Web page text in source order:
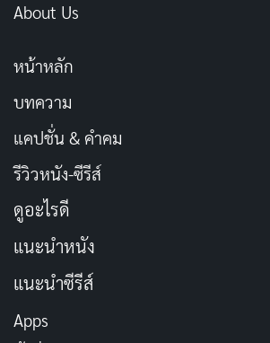
About Us
หน้าหลัก
บทความ
แคปชั่น & คำคม
รีวิวหนัง-ซีรีส์
ดูอะไรดี
แนะนำหนัง
แนะนำซีรีส์
Apps